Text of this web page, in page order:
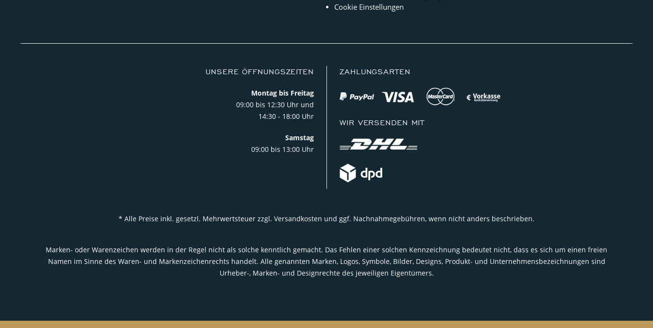
Cookie Einstellungen
UNSERE ÖFFNUNGSZEITEN
Montag bis Freitag
09:00 bis 12:30 Uhr und
14:30 - 18:00 Uhr
Samstag
09:00 bis 13:00 Uhr
ZAHLUNGSARTEN
WIR VERSENDEN MIT
* Alle Preise inkl. gesetzl. Mehrwertsteuer zzgl. Versandkosten und ggf. Nachnahmegebühren, wenn nicht anders beschrieben.
Marken- oder Warenzeichen werden in der Regel nicht als solche kenntlich gemacht. Das Fehlen einer solchen Kennzeichnung bedeutet nicht, dass es sich um einen freien
Namen im Sinne des Waren- und Markenzeichenrechts handelt. Alle genannten Marken, Logos, Symbole, Bilder, Designs, Produkt- und Unternehmensbezeichnungen sind
Urheber-, Marken- und Designrechte des jeweiligen Eigentümers.